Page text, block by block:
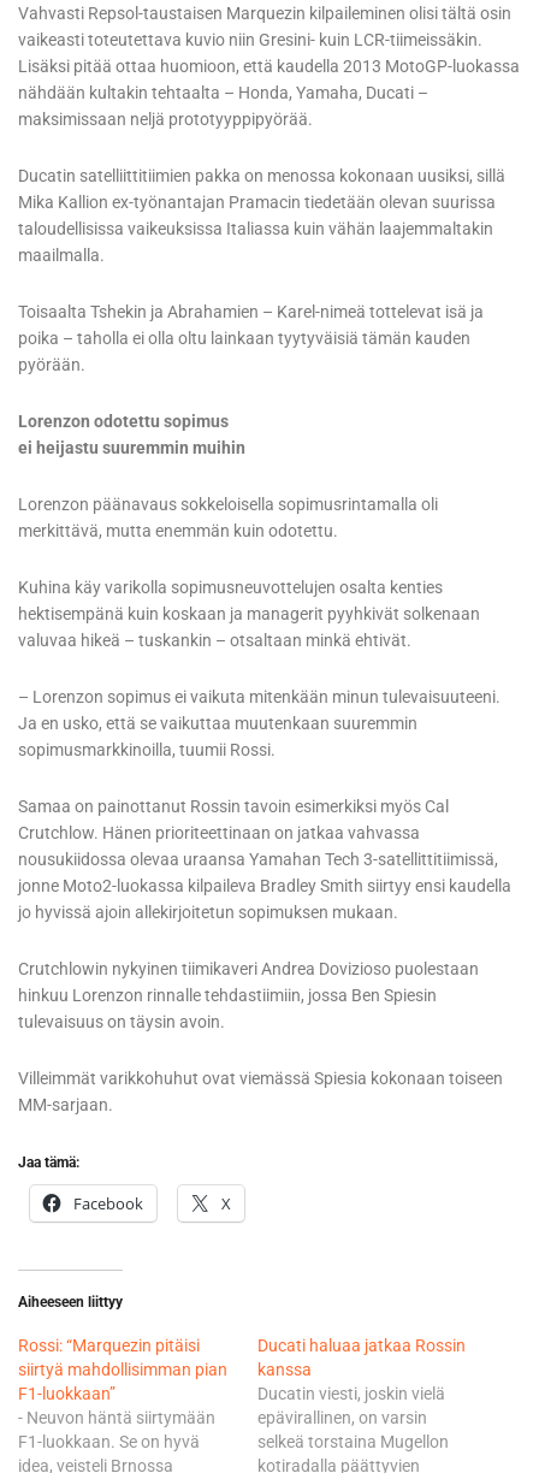
Vahvasti Repsol-taustaisen Marquezin kilpaileminen olisi tältä osin
vaikeasti toteutettava kuvio niin Gresini- kuin LCR-tiimeissäkin.
Lisäksi pitää ottaa huomioon, että kaudella 2013 MotoGP-luokassa
nähdään kultakin tehtaalta – Honda, Yamaha, Ducati –
maksimissaan neljä prototyyppipyörää.
Ducatin satelliittitiimien pakka on menossa kokonaan uusiksi, sillä
Mika Kallion ex-työnantajan Pramacin tiedetään olevan suurissa
taloudellisissa vaikeuksissa Italiassa kuin vähän laajemmaltakin
maailmalla.
Toisaalta Tshekin ja Abrahamien – Karel-nimeä tottelevat isä ja
poika – taholla ei olla oltu lainkaan tyytyväisiä tämän kauden
pyörään.
Lorenzon odotettu sopimus
ei heijastu suuremmin muihin
Lorenzon päänavaus sokkeloisella sopimusrintamalla oli
merkittävä, mutta enemmän kuin odotettu.
Kuhina käy varikolla sopimusneuvottelujen osalta kenties
hektisempänä kuin koskaan ja managerit pyyhkivät solkenaan
valuvaa hikeä – tuskankin – otsaltaan minkä ehtivät.
– Lorenzon sopimus ei vaikuta mitenkään minun tulevaisuuteeni.
Ja en usko, että se vaikuttaa muutenkaan suuremmin
sopimusmarkkinoilla, tuumii Rossi.
Samaa on painottanut Rossin tavoin esimerkiksi myös Cal
Crutchlow. Hänen prioriteettinaan on jatkaa vahvassa
nousukiidossa olevaa uraansa Yamahan Tech 3-satellittitiimissä,
jonne Moto2-luokassa kilpaileva Bradley Smith siirtyy ensi kaudella
jo hyvissä ajoin allekirjoitetun sopimuksen mukaan.
Crutchlowin nykyinen tiimikaveri Andrea Dovizioso puolestaan
hinkuu Lorenzon rinnalle tehdastiimiin, jossa Ben Spiesin
tulevaisuus on täysin avoin.
Villeimmät varikkohuhut ovat viemässä Spiesia kokonaan toiseen
MM-sarjaan.
Jaa tämä:
Facebook X
Aiheeseen liittyy
Rossi: “Marquezin pitäisi
siirtyä mahdollisimman pian
F1-luokkaan”
- Neuvon häntä siirtymään
F1-luokkaan. Se on hyvä
idea, veisteli Brnossa
Ducati haluaa jatkaa Rossin
kanssa
Ducatin viesti, joskin vielä
epävirallinen, on varsin
selkeä torstaina Mugellon
kotiradalla päättyvien